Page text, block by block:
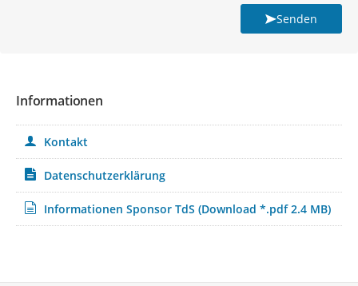
Senden
Informationen
Kontakt
Datenschutzerklärung
Informationen Sponsor TdS (Download *.pdf 2.4 MB)